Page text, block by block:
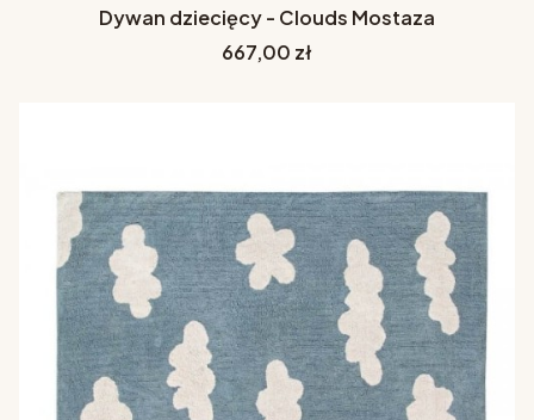
Dywan dziecięcy - Clouds Mostaza
Cena
667,00 zł